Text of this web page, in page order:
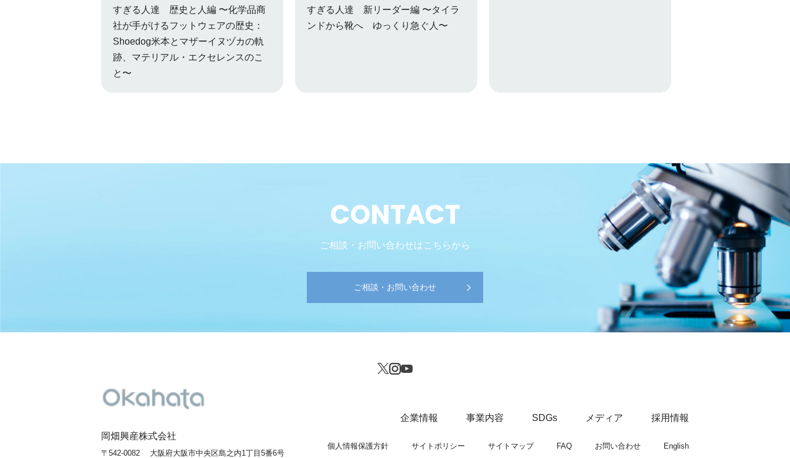
すぎる人達 歴史と人編 〜化学品商
社が手がけるフットウェアの歴史：
Shoedog米本とマザーイヌヅカの軌
跡、マテリアル・エクセレンスのこ
と〜
すぎる人達 新リーダー編 〜タイラ
ンドから靴へ ゆっくり急ぐ人〜
CONTACT
ご相談・お問い合わせはこちらから
ご相談・お問い合わせ
岡畑興産株式会社
〒542-0082 大阪府大阪市中央区島之内1丁目5番6号
企業情報 事業内容 SDGs メディア 採用情報
個人情報保護方針 サイトポリシー サイトマップ FAQ お問い合わせ English